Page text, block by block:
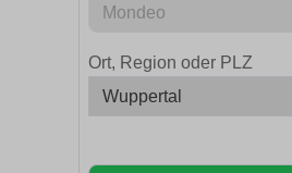
Ort, Region oder PLZ